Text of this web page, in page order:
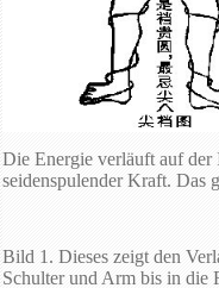
Die Energie verläuft auf der
seidenspulender Kraft. Das
Bild 1. Dieses zeigt den
Schulter und Arm bis in die